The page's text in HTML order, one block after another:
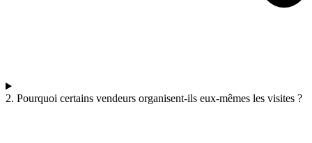
2. Pourquoi certains vendeurs organisent-ils eux-mêmes les visites ?